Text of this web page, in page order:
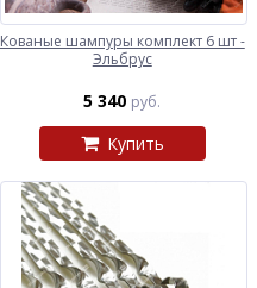
Кованые шампуры комплект 6 шт -
Эльбрус
5 340 руб.
Купить